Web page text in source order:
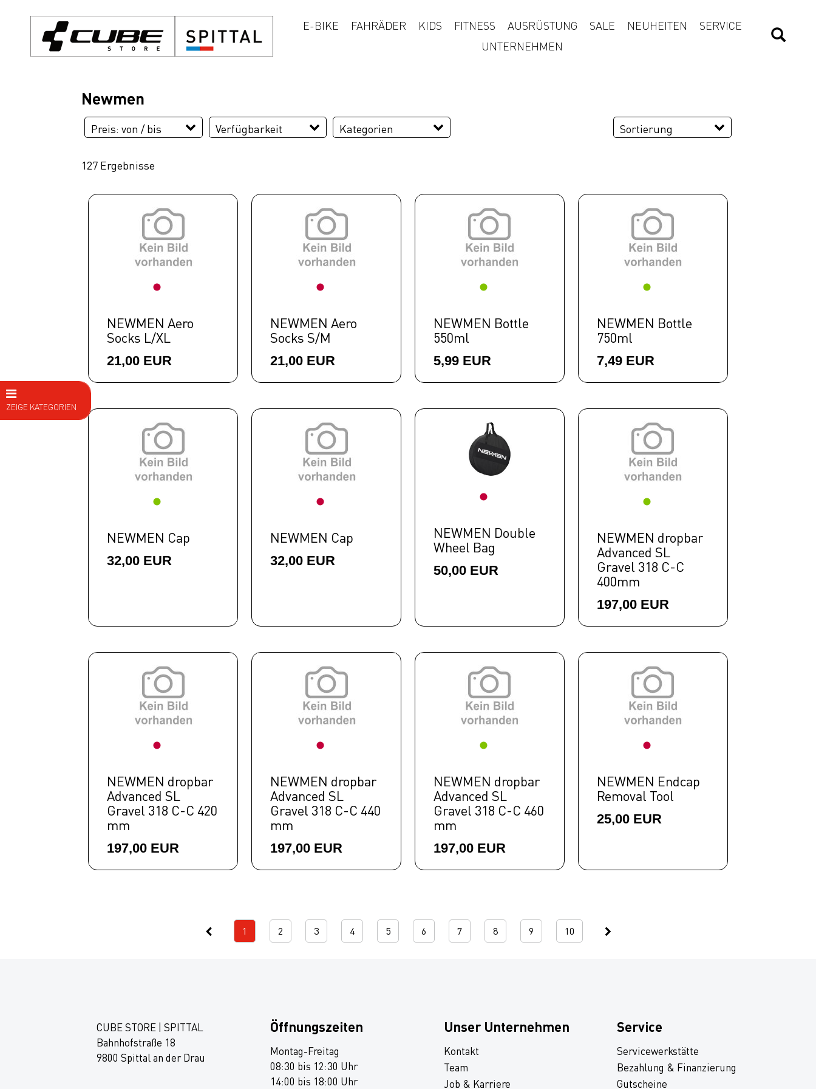
E-BIKE FAHRÄDER KIDS FITNESS AUSRÜSTUNG SALE NEUHEITEN
SERVICE
UNTERNEHMEN
ZEIGE KATEGORIEN
Newmen
Sortierung
Preis: von / bis
EUR
Verfügbarkeit Kategorien
Komponenten
Zubehör
127 Ergebnisse
NEWMEN Aero
Socks L/XL
21,00 EUR
NEWMEN Aero
Socks S/M
21,00 EUR
NEWMEN Bottle
550ml
5,99 EUR
NEWMEN Bottle
750ml
7,49 EUR
NEWMEN Cap
32,00 EUR
NEWMEN Cap
32,00 EUR
NEWMEN Double
Wheel Bag
50,00 EUR
NEWMEN dropbar
Advanced SL
Gravel 318 C-C
400mm
197,00 EUR
NEWMEN dropbar
Advanced SL
Gravel 318 C-C 420
mm
197,00 EUR
NEWMEN dropbar
Advanced SL
Gravel 318 C-C 440
mm
197,00 EUR
NEWMEN dropbar
Advanced SL
Gravel 318 C-C 460
mm
197,00 EUR
NEWMEN Endcap
Removal Tool
25,00 EUR
1 2 3 4 5 6 7 8 9 10
CUBE STORE | SPITTAL
Bahnhofstraße 18
9800 Spittal an der Drau
Öffnungszeiten
Montag-Freitag
08:30 bis 12:30 Uhr
14:00 bis 18:00 Uhr
Unser Unternehmen
Kontakt
Team
Job & Karriere
Service
Servicewerkstätte
Bezahlung & Finanzierung
Gutscheine